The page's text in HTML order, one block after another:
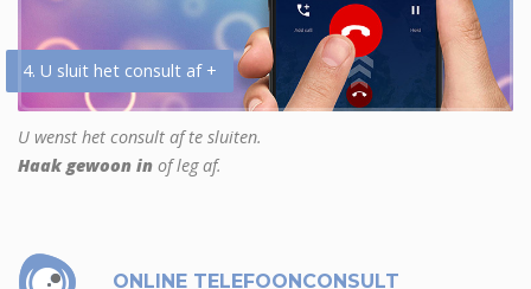
4. U sluit het consult af +
U wenst het consult af te sluiten.
Haak gewoon in of leg af.
ONLINE TELEFOONCONSULT